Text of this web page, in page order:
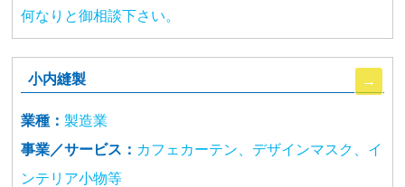
何なりと御相談下さい。
小内縫製
業種： 製造業
事業／サービス： カフェカーテン、デザインマスク、イ
ンテリア小物等